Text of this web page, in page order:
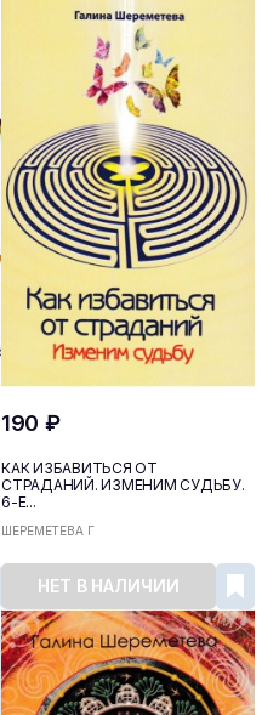
190 ₽
КАК ИЗБАВИТЬСЯ ОТ
СТРАДАНИЙ. ИЗМЕНИМ СУДЬБУ.
6-Е...
ШЕРЕМЕТЕВА Г
НЕТ В НАЛИЧИИ